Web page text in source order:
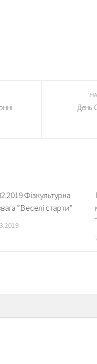
День
Фізкультурна
“Веселі старти”